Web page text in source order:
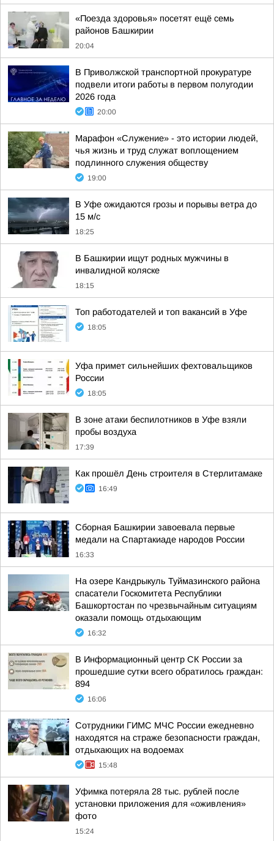
«Поезда здоровья» посетят ещё семь
районов Башкирии
20:04
В Приволжской транспортной прокуратуре
подвели итоги работы в первом полугодии
2026 года
20:00
Марафон «Служение» - это истории людей,
чья жизнь и труд служат воплощением
подлинного служения обществу
19:00
В Уфе ожидаются грозы и порывы ветра до
15 м/с
18:25
В Башкирии ищут родных мужчины в
инвалидной коляске
18:15
Топ работодателей и топ вакансий в Уфе
18:05
Уфа примет сильнейших фехтовальщиков
России
18:05
В зоне атаки беспилотников в Уфе взяли
пробы воздуха
17:39
Как прошёл День строителя в Стерлитамаке
16:49
Сборная Башкирии завоевала первые
медали на Спартакиаде народов России
16:33
На озере Кандрыкуль Туймазинского района
спасатели Госкомитета Республики
Башкортостан по чрезвычайным ситуациям
оказали помощь отдыхающим
16:32
В Информационный центр СК России за
прошедшие сутки всего обратилось граждан:
894
16:06
Сотрудники ГИМС МЧС России ежедневно
находятся на страже безопасности граждан,
отдыхающих на водоемах
15:48
Уфимка потеряла 28 тыс. рублей после
установки приложения для «оживления»
фото
15:24